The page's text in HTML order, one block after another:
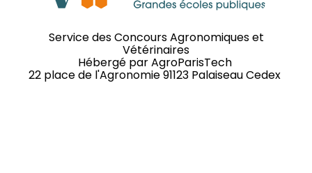
Service des Concours Agronomiques et
Vétérinaires
Hébergé parAgroParisTech
22 place de l'Agronomie 91123 Palaiseau Cedex